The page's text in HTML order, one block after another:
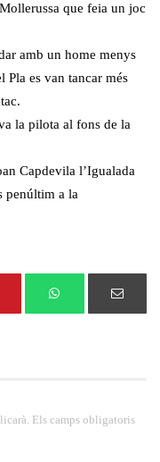
que feia un joc
amb un home menys
Pla es van tancar més
la pilota al fons de la
Capdevila l’Igualada
penúltim a la
Els camps obligatoris